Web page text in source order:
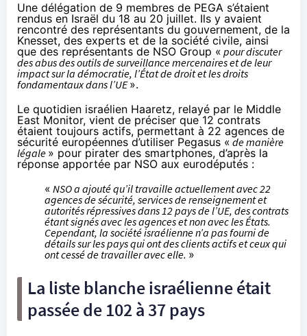
Une délégation de 9 membres de PEGA s’étaient
rendus en Israël du 18 au 20 juillet. Ils y avaient
rencontré des représentants du gouvernement, de la
Knesset, des experts et de la société civile, ainsi
que des représentants de NSO Group « pour discuter
des abus des outils de surveillance mercenaires et de leur
impact sur la démocratie, l’État de droit et les droits
fondamentaux dans l’UE».
Le quotidien israélien Haaretz, relayé par le Middle
East Monitor, vient de préciser que 12 contrats
étaient toujours actifs, permettant à 22 agences de
sécurité européennes d’utiliser Pegasus « de manière
légale » pour pirater des smartphones, d’après la
réponse apportée par NSO aux eurodéputés :
« NSO a ajouté qu’il travaille actuellement avec 22
agences de sécurité, services de renseignement et
autorités répressives dans 12 pays de l’UE, des contrats
étant signés avec les agences et non avec les États.
Cependant, la société israélienne n’a pas fourni de
détails sur les pays qui ont des clients actifs et ceux qui
ont cessé de travailler avec elle. »
La liste blanche israélienne était
passée de 102 à 37 pays